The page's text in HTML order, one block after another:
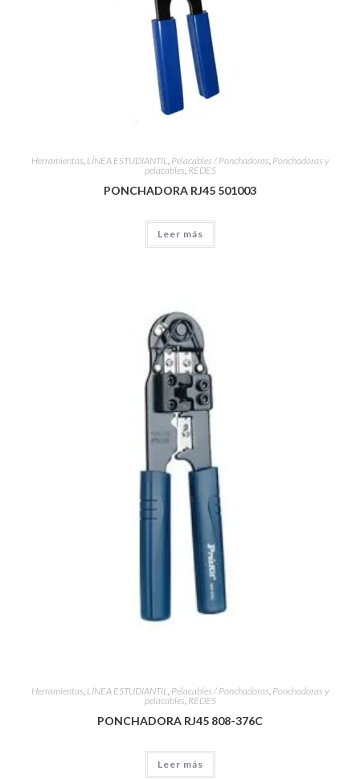
Herramientas LÍNEA ESTUDIANTIL Pelacables / Ponchadoras Ponchadoras y
pelacables REDES
PONCHADORA RJ45 501003
Leer más
Herramientas, LÍNEA ESTUDIANTIL, Pelacables / Ponchadoras, Ponchadoras y
pelacables, REDES
PONCHADORA RJ45 808-376C
Leer más